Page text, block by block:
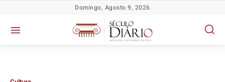
Domingo, Agosto 9, 2026